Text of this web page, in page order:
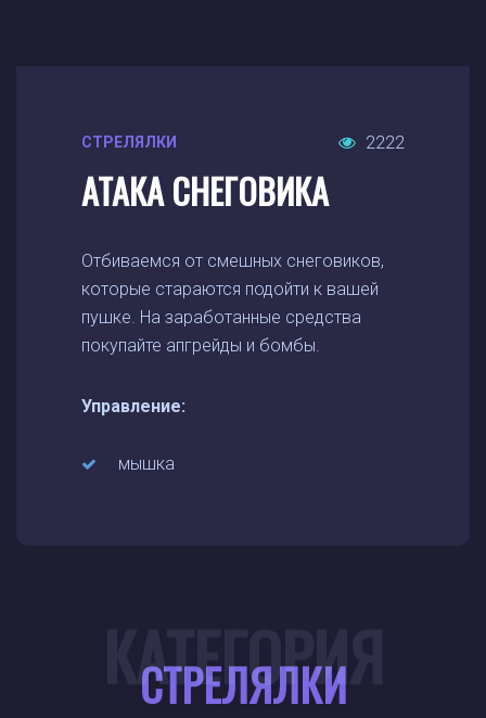
СТРЕЛЯЛКИ 2222
АТАКА СНЕГОВИКА
Отбиваемся от смешных снеговиков,
которые стараются подойти к вашей
пушке. На заработанные средства
покупайте апгрейды и бомбы.
Управление:
мышка
СТРЕЛЯЛКИ
КАТЕГОРИЯ